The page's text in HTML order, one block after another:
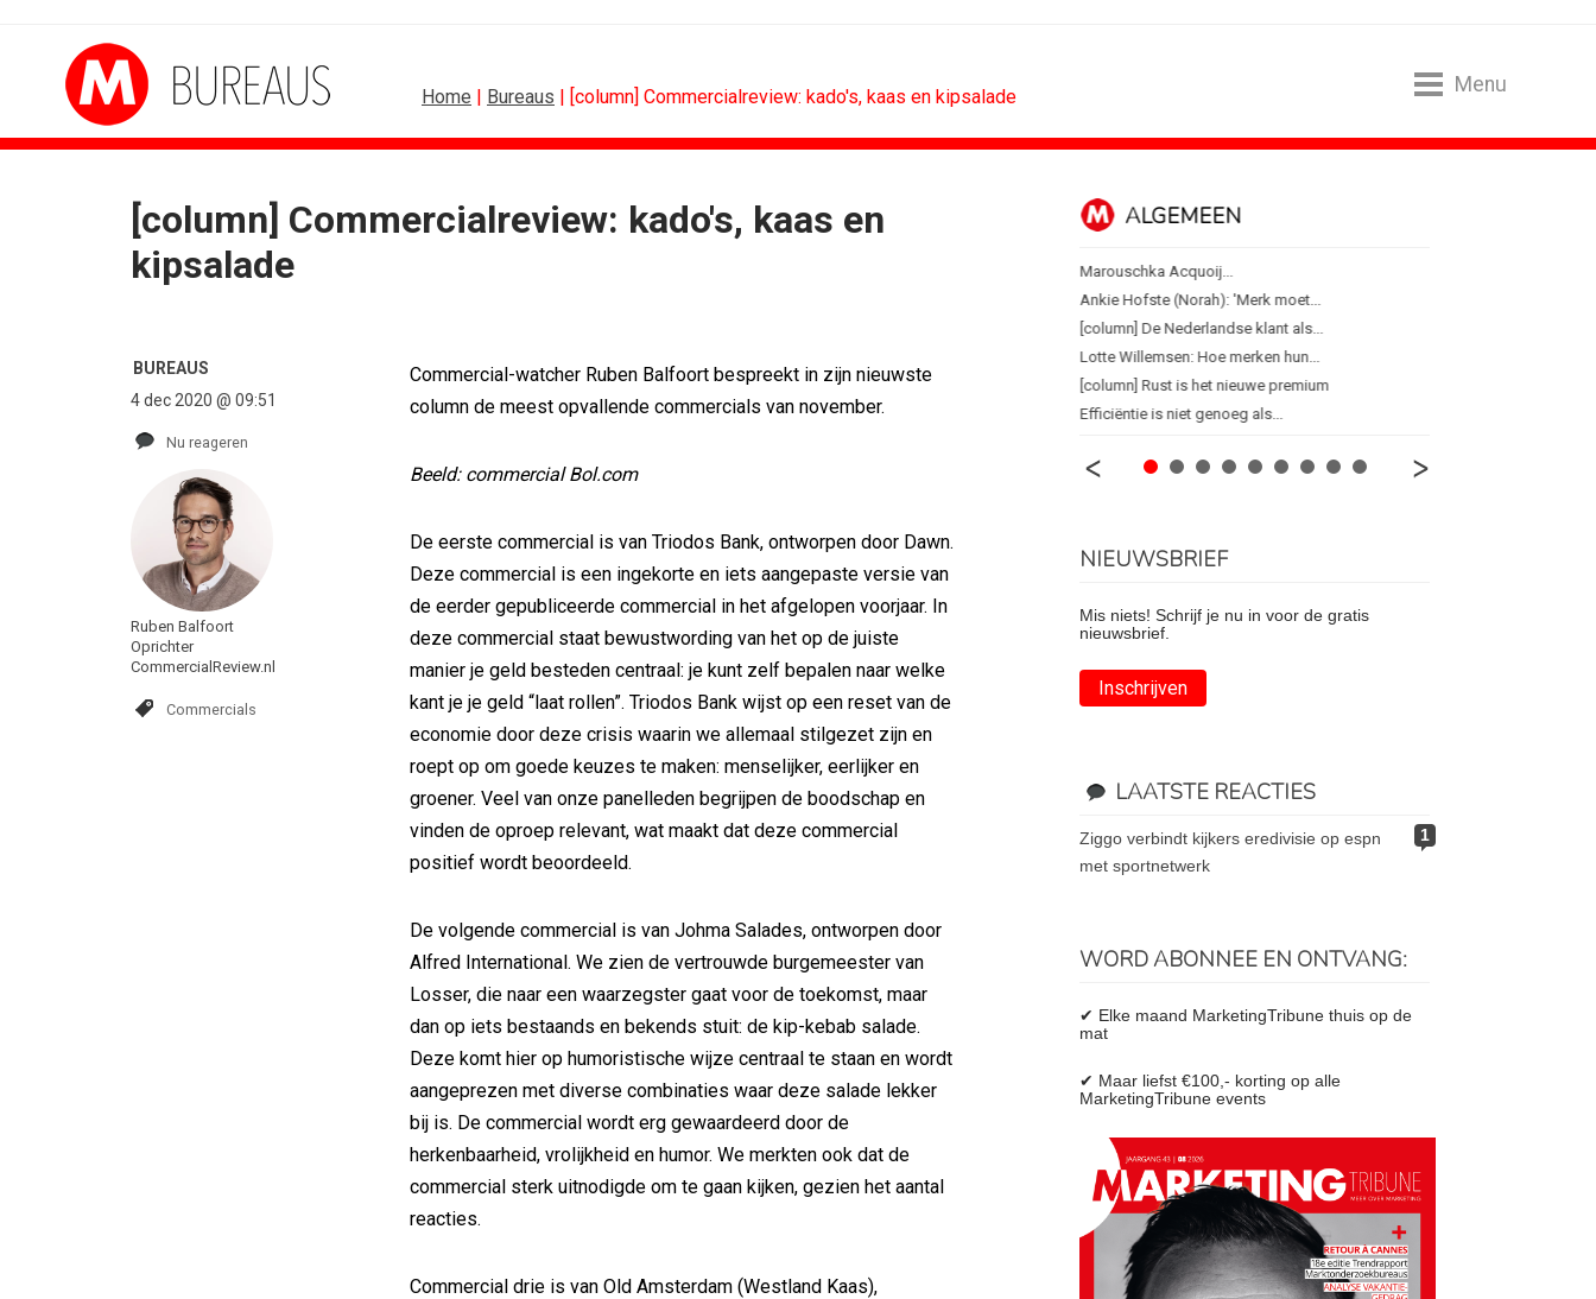
Home | Bureaus | [column] Commercialreview: kado's, kaas en kipsalade
Menu
[column] Commercialreview: kado's, kaas en
kipsalade
BUREAUS
4 dec 2020 @ 09:51
Nu reageren
Ruben Balfoort
Oprichter
CommercialReview.nl
Commercials
Commercial-watcher Ruben Balfoort bespreekt in zijn nieuwste
column de meest opvallende commercials van november.
Beeld: commercial Bol.com
De eerste commercial is van Triodos Bank, ontworpen door Dawn.
Deze commercial is een ingekorte en iets aangepaste versie van
de eerder gepubliceerde commercial in het afgelopen voorjaar. In
deze commercial staat bewustwording van het op de juiste
manier je geld besteden centraal: je kunt zelf bepalen naar welke
kant je je geld “laat rollen”. Triodos Bank wijst op een reset van de
economie door deze crisis waarin we allemaal stilgezet zijn en
roept op om goede keuzes te maken: menselijker, eerlijker en
groener. Veel van onze panelleden begrijpen de boodschap en
vinden de oproep relevant, wat maakt dat deze commercial
positief wordt beoordeeld.
De volgende commercial is van Johma Salades, ontworpen door
Alfred International. We zien de vertrouwde burgemeester van
Losser, die naar een waarzegster gaat voor de toekomst, maar
dan op iets bestaands en bekends stuit: de kip-kebab salade.
Deze komt hier op humoristische wijze centraal te staan en wordt
aangeprezen met diverse combinaties waar deze salade lekker
bij is. De commercial wordt erg gewaardeerd door de
herkenbaarheid, vrolijkheid en humor. We merkten ook dat de
commercial sterk uitnodigde om te gaan kijken, gezien het aantal
reacties.
Commercial drie is van Old Amsterdam (Westland Kaas),
SPONSORING
Olympisch schaatsen in Thialf biedt...
Lego laat opnieuw Formule 1-coureurs...
ALGEMEEN
Marouschka Acquoij...
Ankie Hofste (Norah): 'Merk moet...
[column] De Nederlandse klant als...
Lotte Willemsen: Hoe merken hun...
[column] Rust is het nieuwe premium
Efficiëntie is niet genoeg als...
NIEUWSBRIEF
Mis niets! Schrijf je nu in voor de gratis
nieuwsbrief.
Inschrijven
LAATSTE REACTIES
1
ziggo verbindt kijkers eredivisie op espn
met sportnetwerk
WORD ABONNEE EN ONTVANG:
✔ Elke maand MarketingTribune thuis op de
mat
✔ Maar liefst €100,- korting op alle
MarketingTribune events